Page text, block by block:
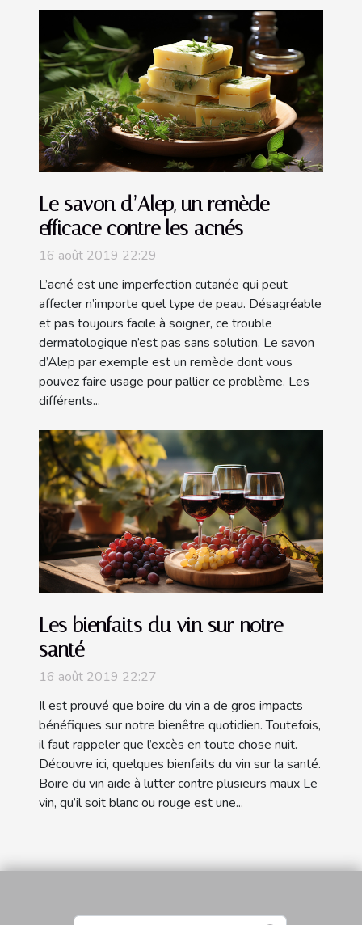
Le savon d’Alep, un remède
efficace contre les acnés
16 août 2019 22:29
L’acné est une imperfection cutanée qui peut
affecter n’importe quel type de peau. Désagréable
et pas toujours facile à soigner, ce trouble
dermatologique n’est pas sans solution. Le savon
d’Alep par exemple est un remède dont vous
pouvez faire usage pour pallier ce problème. Les
différents...
Les bienfaits du vin sur notre
santé
16 août 2019 22:27
Il est prouvé que boire du vin a de gros impacts
bénéfiques sur notre bienêtre quotidien. Toutefois,
il faut rappeler que l’excès en toute chose nuit.
Découvre ici, quelques bienfaits du vin sur la santé.
Boire du vin aide à lutter contre plusieurs maux Le
vin, qu’il soit blanc ou rouge est une...